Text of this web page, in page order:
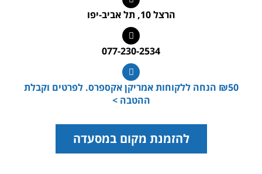
הרצל 10, תל אביב-יפו
077-230-2534
₪50 הנחה ללקוחות אמריקן אקספרס. לפרטים וקבלת
ההטבה >
להזמנת מקום במסעדה